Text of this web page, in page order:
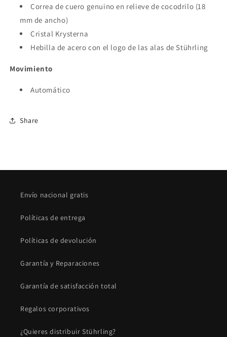
Correa de cuero genuino en relieve de cocodrilo (18
mm de ancho)
Cristal Krysterna
Hebilla de acero con el logo de las alas de Stührling
Movimiento
Automático
Share
Envío nacional gratis
Políticas de entrega
Políticas de devolución
Garantía y Reparaciones
Garantía de satisfacción total
Regalos corporativos
¿Quieres distribuir Stührling?